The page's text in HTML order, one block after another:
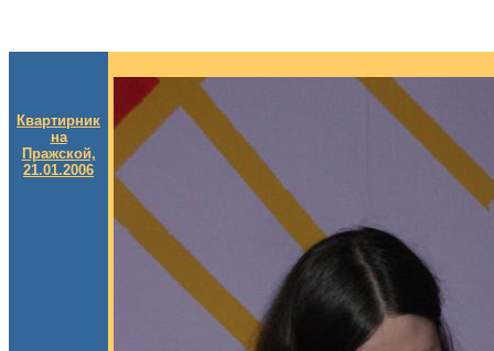
Квартирник
на
Пражской,
21.01.2006